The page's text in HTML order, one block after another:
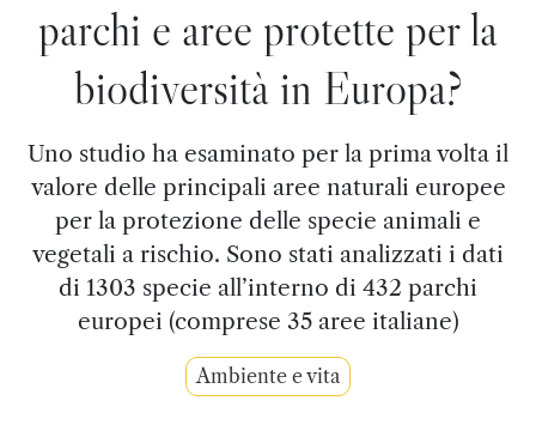
parchi e aree protette per la
biodiversità in Europa?
Uno studio ha esaminato per la prima volta il
valore delle principali aree naturali europee
per la protezione delle specie animali e
vegetali a rischio. Sono stati analizzati i dati
di 1303 specie all’interno di 432 parchi
europei (comprese 35 aree italiane)
Ambiente e vita